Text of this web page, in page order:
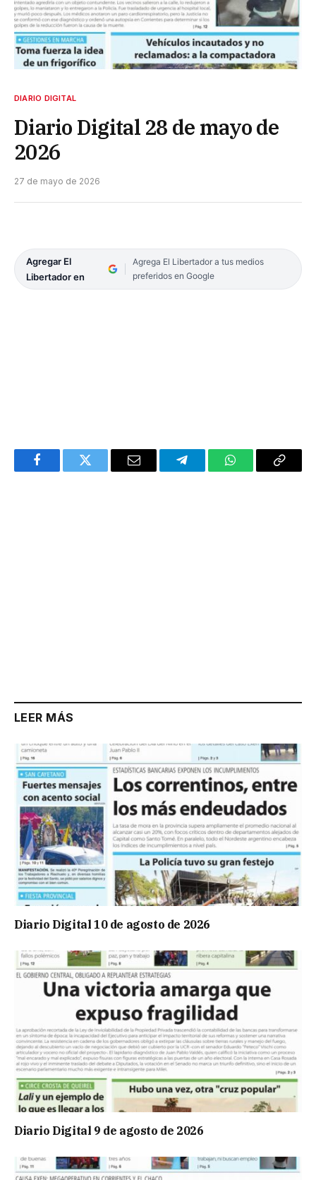
DIARIO DIGITAL
Diario Digital 28 de mayo de
2026
27 de mayo de 2026
Agregar El
Libertador en
Agrega El Libertador a tus medios
preferidos en Google
FacebookTwitter Email TelegramWhatsAppCopy
LEER MÁS
Diario Digital 10 de agosto de 2026
Diario Digital 9 de agosto de 2026